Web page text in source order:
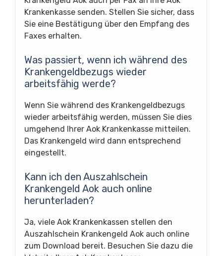
Krankenkasse senden. Stellen Sie sicher, dass
Sie eine Bestätigung über den Empfang des
Faxes erhalten.
Was passiert, wenn ich während des
Krankengeldbezugs wieder
arbeitsfähig werde?
Wenn Sie während des Krankengeldbezugs
wieder arbeitsfähig werden, müssen Sie dies
umgehend Ihrer Aok Krankenkasse mitteilen.
Das Krankengeld wird dann entsprechend
eingestellt.
Kann ich den Auszahlschein
Krankengeld Aok auch online
herunterladen?
Ja, viele Aok Krankenkassen stellen den
Auszahlschein Krankengeld Aok auch online
zum Download bereit. Besuchen Sie dazu die